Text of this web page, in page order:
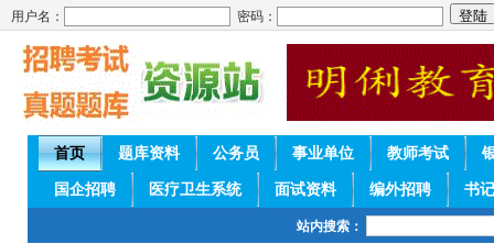
用户名： 密码：
首页 题库资料 公务员 事业单位 教师考试
国企招聘 医疗卫生系统 面试资料 编外招聘 书
站内搜索：